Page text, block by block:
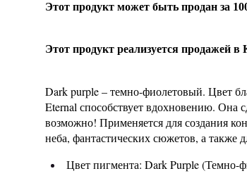
Этот продукт может быть продан за
Этот продукт реализуется продажей
Dark purple – темно-фиолетовый. Цвет
Eternal способствует вдохновению. Она
возможно! Применяется для создания
неба, фантастических сюжетов, а также
Цвет пигмента: Dark Purple (Темно-